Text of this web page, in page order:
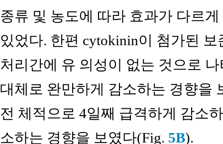
종류 및 농도에 따라 효과가 다르
있었다. 한편 cytokinin이 첨가된
처리간에 유 의성이 없는 것으로
대체로 완만하게 감소하는 경향을
전 체적으로 4일째 급격하게 감소
소하는 경향을 보였다(Fig. 5B).